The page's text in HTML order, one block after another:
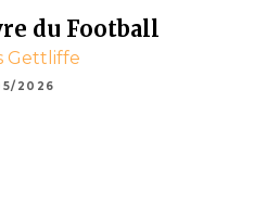
du Football
Gettliffe
2026